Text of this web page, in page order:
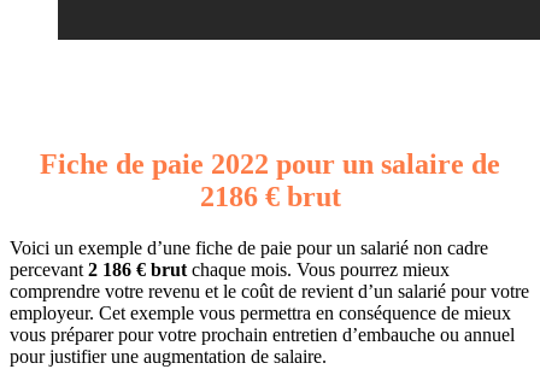
Fiche de paie 2022 pour un salaire de
2186 € brut
Voici un exemple d’une fiche de paie pour un salarié non cadre
percevant 2 186 € brut chaque mois. Vous pourrez mieux
comprendre votre revenu et le coût de revient d’un salarié pour votre
employeur. Cet exemple vous permettra en conséquence de mieux
vous préparer pour votre prochain entretien d’embauche ou annuel
pour justifier une augmentation de salaire.